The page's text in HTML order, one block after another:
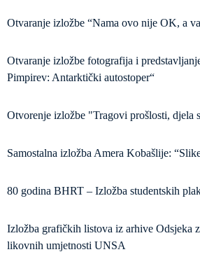
Otvaranje izložbe “Nama ovo nije OK, a
Otvaranje izložbe fotografija i
Pimpirev: Antarktički autostoper“
Otvorenje izložbe "Tragovi prošlosti, djela
Samostalna izložba Amera Kobašlije:
80 godina BHRT – Izložba studentskih
Izložba grafičkih listova iz arhive Odsjeka
likovnih umjetnosti UNSA